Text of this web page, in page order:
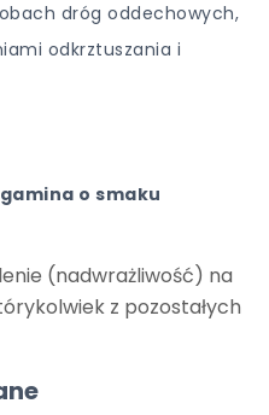
dróg oddechowych,
odkrztuszania i
o smaku
(nadwrażliwość) na
z pozostałych